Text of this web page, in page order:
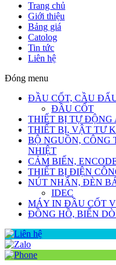
Trang chủ
Giới thiệu
Bảng giá
Catolog
Tin tức
Liên hệ
Đóng menu
ĐẦU CỐT, CẦU
ĐẦU CỐT
THIẾT BỊ TỰ ĐỘNG
THIẾT BỊ, VẬT TƯ
BỘ NGUỒN, CÔNG
NHIỆT
CẢM BIẾN,
THIẾT BỊ ĐIỆN
NÚT NHẤN, ĐÈN
IDEC
MÁY IN ĐẦU CỐT
ĐỒNG HỒ, BIẾN